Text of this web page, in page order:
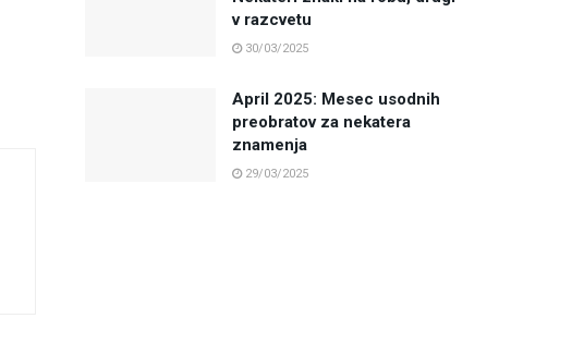
v razcvetu
30/03/2025
April 2025: Mesec usodnih
preobratov za nekatera
znamenja
29/03/2025